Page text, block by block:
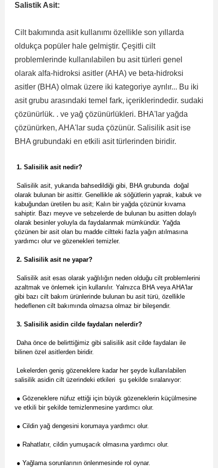
Salistik Asit:
Cilt bakımında asit kullanımı özellikle son yıllarda
oldukça popüler hale gelmiştir. Çeşitli cilt
problemlerinde kullanılabilen bu asit türleri genel
olarak alfa-hidroksi asitler (AHA) ve beta-hidroksi
asitler (BHA) olmak üzere iki kategoriye ayrılır... Bu iki
asit grubu arasındaki temel fark, içeriklerindedir. sudaki
çözünürlük. . ve yağ çözünürlükleri. BHA'lar yağda
çözünürken, AHA'lar suda çözünür. Salisilik asit ise
BHA grubundaki en etkili asit türlerinden biridir.
1. Salisilik asit nedir?
Salisilik asit, yukarıda bahsedildiği gibi, BHA grubunda doğal
olarak bulunan bir asittir. Genellikle ak söğütlerin yaprak, kabuk ve
kabuğundan üretilen bu asit; Kalın bir yağda çözünür kıvama
sahiptir. Bazı meyve ve sebzelerde de bulunan bu asitten dolaylı
olarak besinler yoluyla da faydalanmak mümkündür. Yağda
çözünen bir asit olan bu madde ciltteki fazla yağın atılmasına
yardımcı olur ve gözenekleri temizler.
2. Salisilik asit ne yapar?
Salisilik asit esas olarak yağlılığın neden olduğu cilt problemlerini
azaltmak ve önlemek için kullanılır. Yalnızca BHA veya AHA'lar
gibi bazı cilt bakım ürünlerinde bulunan bu asit türü, özellikle
hedeflenen cilt bakımında olmazsa olmaz bir bileşendir.
3. Salisilik asidin cilde faydaları nelerdir?
Daha önce de belirttiğimiz gibi salisilik asit cilde faydaları ile
bilinen özel asitlerden biridir.
Lekelerden geniş gözeneklere kadar her şeyde kullanılabilen
salisilik asidin cilt üzerindeki etkileri şu şekilde sıralanıyor:
● Gözeneklere nüfuz ettiği için büyük gözeneklerin küçülmesine
ve etkili bir şekilde temizlenmesine yardımcı olur.
● Cildin yağ dengesini korumaya yardımcı olur.
● Rahatlatır, cildin yumuşacık olmasına yardımcı olur.
● Yağlama sorunlarının önlenmesinde rol oynar.